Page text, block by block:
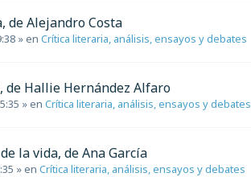
de Alejandro Costa
» en Crítica literaria, análisis, ensayos y debates
de Hallie Hernández Alfaro
» en Crítica literaria, análisis, ensayos y debates
la vida, de Ana García
» en Crítica literaria, análisis, ensayos y debates